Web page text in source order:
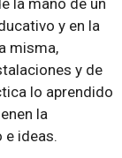
la mano de un
y en la
misma,
y de
lo aprendido
la
ideas.